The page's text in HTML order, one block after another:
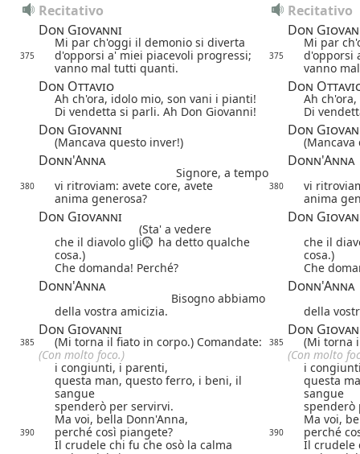
Recitativo
Recitativo
Don Giovanni
Don
Mi par ch'oggi il demonio si diverta Mi par
375 d'opporsi a' miei piacevoli progressi; 375
d'opporsi
vanno mal tutti quanti.
vanno
Don Ottavio Don
Ah ch'ora, idolo mio, son vani i pianti!
Ah
Di vendetta si parli. Ah Don Giovanni!
Di
Don Giovanni Don
(Mancava questo inver!) (Mancava
Donn'Anna Donn'Anna
Signore, a tempo
380 vi ritroviam: avete core, avete 380
vi
anima generosa?
anima
Don Giovanni Don
(Sta' a vedere
che il diavolo gli
ha detto qualche
cosa.)
che il
cosa.)
Che domanda! Perché?
Che
Donn'Anna Donn'Anna
Bisogno abbiamo
della vostra amicizia.
della
Don Giovanni Don
385 (Mi torna il fiato in corpo.) Comandate: 385
(Mi torna
(Con molto foco.)
(Con molto
i congiunti, i parenti,
i
questa man, questo ferro, i beni, il
sangue
questa
sangue
spenderò per servirvi.
spenderò
Ma voi, bella Donn'Anna,
Ma voi,
390 perché così piangete? 390
perché
Il crudele chi fu che osò la calma
Il crudele